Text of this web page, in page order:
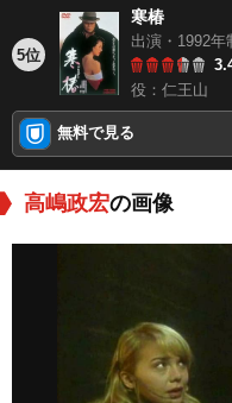
5位
寒椿
出演・1992年
役：仁王山
無料で見る
高嶋政宏の画像